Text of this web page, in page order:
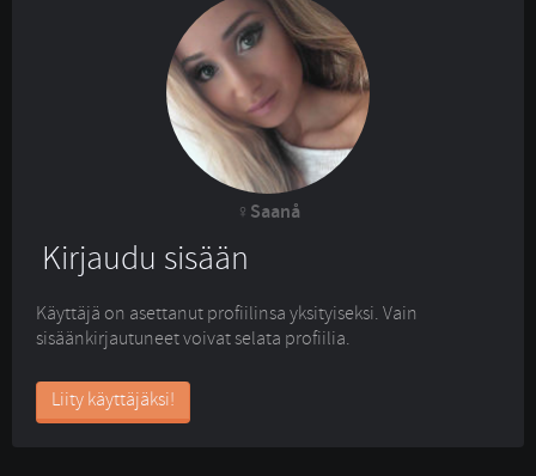
Saanå
Kirjaudu sisään
Käyttäjä on asettanut profiilinsa yksityiseksi. Vain
sisäänkirjautuneet voivat selata profiilia.
Liity käyttäjäksi!